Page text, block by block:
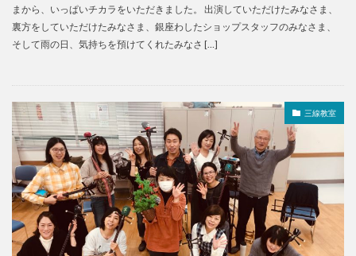
まから、いっぱいチカラをいただきました。 出演していただけたみなさま、
裏方をしていただけたみなさま、銀座わしたショップスタッフのみなさま、
そして雨の日、気持ちを預けてくれたみなさ […]
三線教室